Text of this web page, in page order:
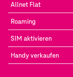
Allnet Flat
Roaming
SIM aktivieren
Handy verkaufen